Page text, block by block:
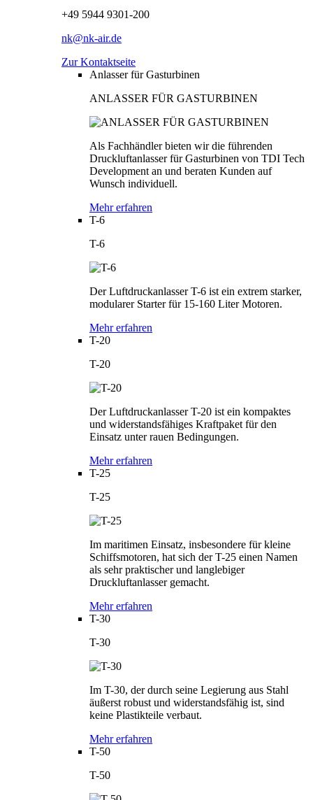
+49 5944 9301-200
nk@nk-air.de
Zur Kontaktseite
Anlasser für Gasturbinen
ANLASSER FÜR GASTURBINEN
Als Fachhändler bieten wir die führenden
Druckluftanlasser für Gasturbinen von TDI Tech
Development an und beraten Kunden auf
Wunsch individuell.
Mehr erfahren
T-6
T-6
Der Luftdruckanlasser T-6 ist ein extrem starker,
modularer Starter für 15-160 Liter Motoren.
Mehr erfahren
T-20
T-20
Der Luftdruckanlasser T-20 ist ein kompaktes
und widerstandsfähiges Kraftpaket für den
Einsatz unter rauen Bedingungen.
Mehr erfahren
T-25
T-25
Im maritimen Einsatz, insbesondere für kleine
Schiffsmotoren, hat sich der T-25 einen Namen
als sehr praktischer und langlebiger
Druckluftanlasser gemacht.
Mehr erfahren
T-30
T-30
Im T-30, der durch seine Legierung aus Stahl
äußerst robust und widerstandsfähig ist, sind
keine Plastikteile verbaut.
Mehr erfahren
T-50
T-50